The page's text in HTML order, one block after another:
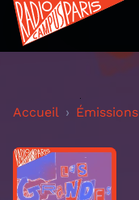
Accueil Émissions